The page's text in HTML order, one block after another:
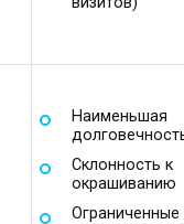
Наименьшая
Склонность к
окрашиванию
Ограниченные